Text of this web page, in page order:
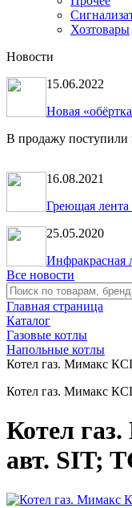
Хозтовары
Новости
15.06.2022
Новая
В продажу поступили
16.08.2021
Греющая лента
25.05.2020
Инфракрасная
Все новости
Главная страница
Каталог
Газовые котлы
Напольные котлы
Котел газ. Мимакс
Котел газ. Мимакс
Котел
авт. SIT;